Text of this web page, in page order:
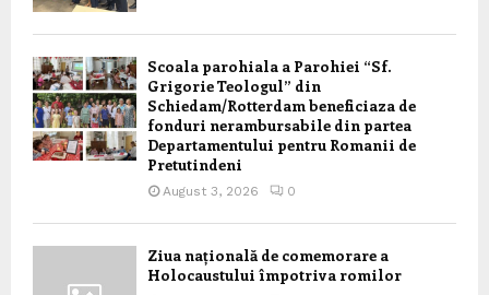
Scoala parohiala a Parohiei “Sf.
Grigorie Teologul” din
Schiedam/Rotterdam beneficiaza de
fonduri nerambursabile din partea
Departamentului pentru Romanii de
Pretutindeni
August 3, 2026 0
Ziua națională de comemorare a
Holocaustului împotriva romilor